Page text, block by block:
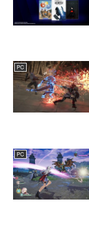
PC
PC